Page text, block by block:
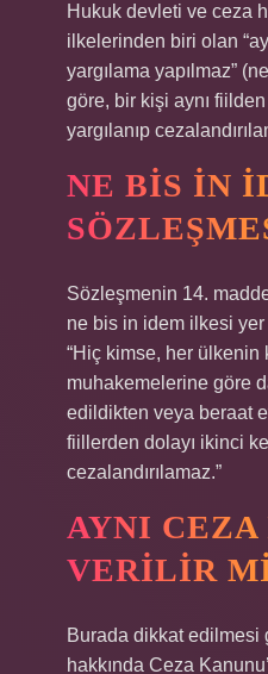
Hukuk devleti ve ceza
ilkelerinden biri olan
yargılama yapılmaz”
göre, bir kişi aynı
yargılanıp
NE BIS IN
Sözleşmenin 14.
ne bis in idem ilkesi yer
“Hiç kimse, her ülkenin
muhakemelerine göre
edildikten veya beraat
fiillerden dolayı ikinci
cezalandırılamaz.”
AYNI
VERILIR
Burada dikkat edilmesi
hakkında Ceza